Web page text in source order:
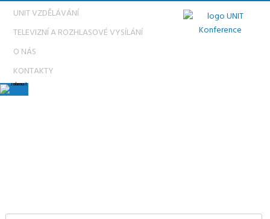
UNIT VZDĚLÁVÁNÍ
TELEVIZNÍ A ROZHLASOVÉ VYSÍLÁNÍ
O NÁS
KONTAKTY